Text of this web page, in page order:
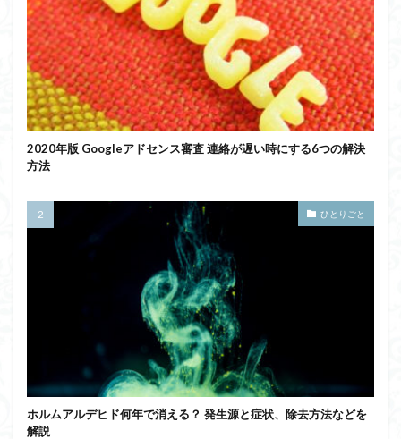
2020年版 Googleアドセンス審査 連絡が遅い時にする6つの解決
方法
ひとりごと
ホルムアルデヒド何年で消える？ 発生源と症状、除去方法などを
解説